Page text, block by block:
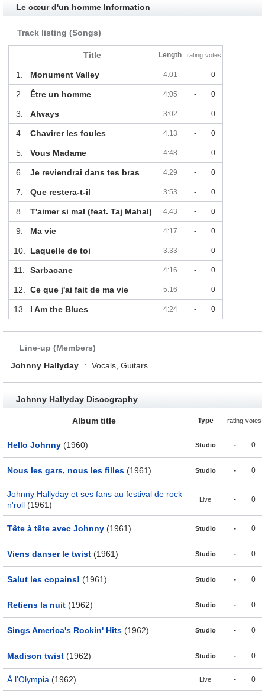
Le cœur d'un homme Information
Track listing (Songs)
Title Length rating votes
1. Monument Valley 4:01 - 0
2. Être un homme 4:05 - 0
3. Always 3:02 - 0
4. Chavirer les foules 4:13 - 0
5. Vous Madame 4:48 - 0
6. Je reviendrai dans tes bras 4:29 - 0
7. Que restera-t-il 3:53 - 0
8. T'aimer si mal (feat. Taj Mahal) 4:43 - 0
9. Ma vie 4:17 - 0
10. Laquelle de toi 3:33 - 0
11. Sarbacane 4:16 - 0
12. Ce que j'ai fait de ma vie 5:16 - 0
13. I Am the Blues 4:24 - 0
Line-up (Members)
Johnny Hallyday
: Vocals, Guitars
Johnny Hallyday Discography
Album title Type rating votes
Hello Johnny (1960) Studio - 0
Nous les gars, nous les filles (1961) Studio - 0
Johnny Hallyday et ses fans au festival de rock
n'roll (1961)
Live - 0
Tête à tête avec Johnny (1961) Studio - 0
Viens danser le twist (1961) Studio - 0
Salut les copains! (1961) Studio - 0
Retiens la nuit (1962) Studio - 0
Sings America's Rockin' Hits (1962) Studio - 0
Madison twist (1962) Studio - 0
À l'Olympia (1962) Live - 0